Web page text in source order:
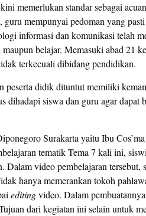
memerlukan standar sebagai
mempunyai pedoman yang
informasi dan komunikasi telah
belajar. Memasuki abad 21
terkecuali dibidang pendidikan.
peserta didik dituntut memiliki
dihadapi siswa dan guru agar dapat
Surakarta yaitu Ibu
tematik Tema 7 kali ini,
Dalam video pembelajaran
hanya memerankan tokoh
editingvideo. Dalam
dari kegiatan ini selain untuk